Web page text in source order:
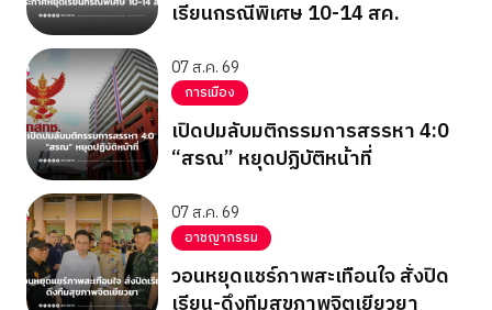
เรียนกรณีพิเศษ 10-14 สค.
07 ส.ค. 69
การเมือง
เปิดปมลับมติกรรมการสรรหา 4:0
“สรณ” หยุดปฏิบัติหน้าที่
07 ส.ค. 69
อาชญากรรม
วอนหยุดแชร์ภาพสะเทือนใจ สั่งปิด